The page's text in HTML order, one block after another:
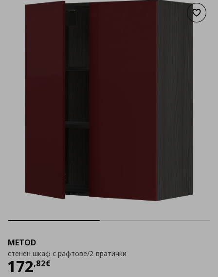
METOD
стенен шкаф с рафтове/2 вратички
172,82€
Цена